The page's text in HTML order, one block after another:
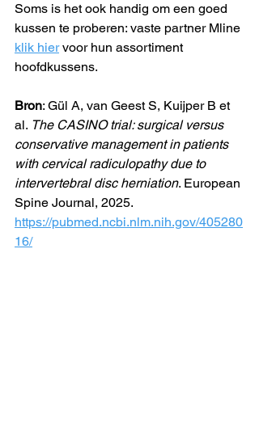
Soms is het ook handig om een goed
kussen te proberen: vaste partner Mline
klik hier voor hun assortiment
hoofdkussens.
Bron: Gül A, van Geest S, Kuijper B et
al. The CASINO trial: surgical versus
conservative management in patients
with cervical radiculopathy due to
intervertebral disc herniation. European
Spine Journal, 2025.
https://pubmed.ncbi.nlm.nih.gov/405280
16/